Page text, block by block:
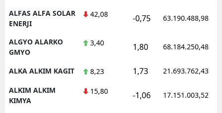
ALFAS ALFA SOLAR
ENERJI
42,08 -0,75 63.190.488,98
ALGYO ALARKO
GMYO
3,40 1,80 68.184.250,48
ALKA ALKIM KAGIT 8,23 1,73 21.693.762,43
ALKIM ALKIM
KIMYA
15,80 -1,06 17.151.003,52